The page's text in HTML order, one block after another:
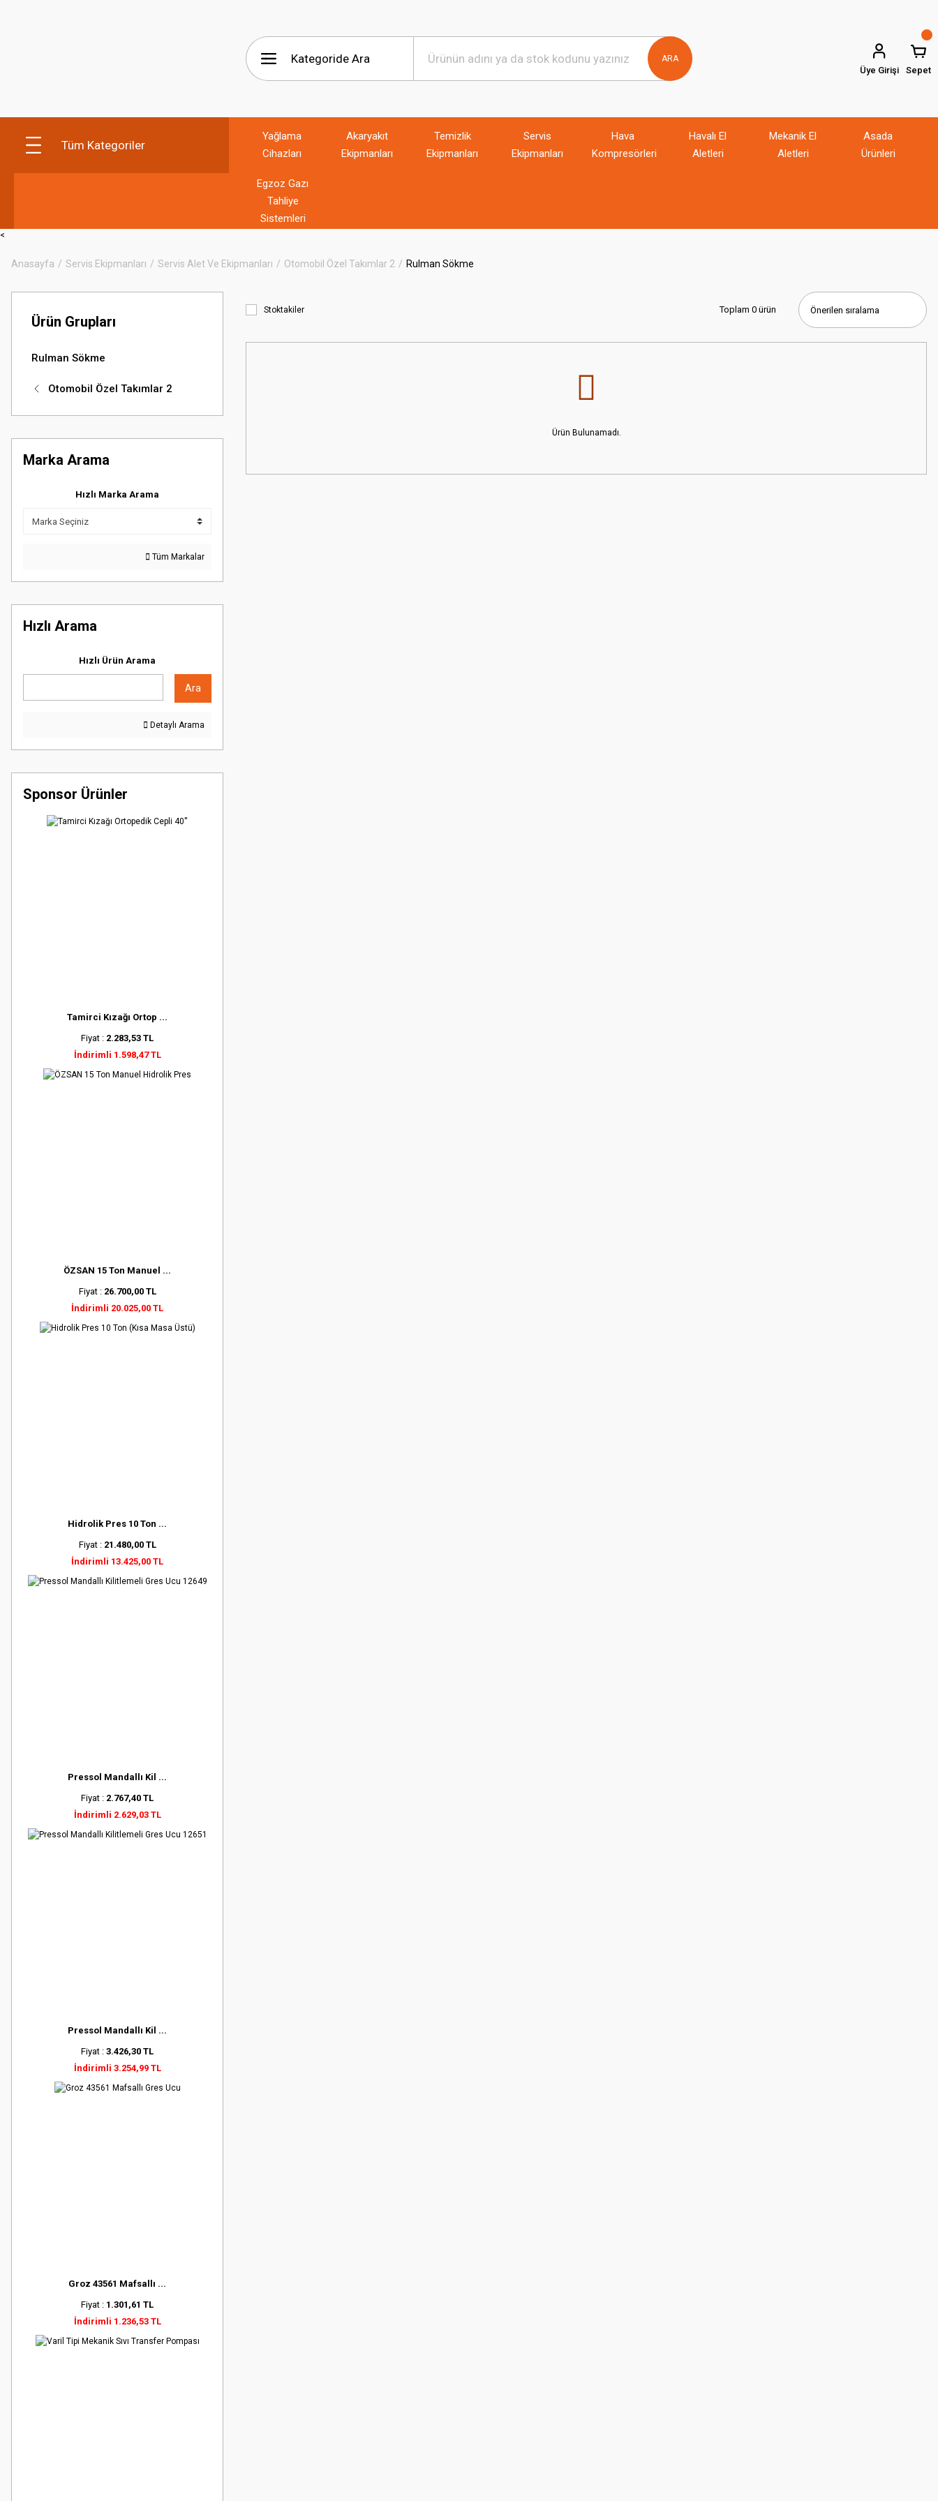
ARA
Üye Girişi Sepet
Tüm Kategoriler
Yağlama
Cihazları
Akaryakıt
Ekipmanları
Temizlik
Ekipmanları
Servis
Ekipmanları
Hava
Kompresörleri
Havalı El
Aletleri
Mekanik El
Aletleri
Asada
Ürünleri
Egzoz Gazı
Tahliye
Sistemleri
<
Anasayfa Servis Ekipmanları Servis Alet Ve Ekipmanları Otomobil Özel Takımlar 2 Rulman Sökme
Ürün Grupları
Rulman Sökme
Otomobil Özel Takımlar 2
Marka Arama
Hızlı Marka Arama
Tüm Markalar
Hızlı Arama
Hızlı Ürün Arama
Ara
Detaylı Arama
Sponsor Ürünler
Tamirci Kızağı Ortop ...
Fiyat : 2.283,53 TL
İndirimli 1.598,47 TL
ÖZSAN 15 Ton Manuel ...
Fiyat : 26.700,00 TL
İndirimli 20.025,00 TL
Hidrolik Pres 10 Ton ...
Fiyat : 21.480,00 TL
İndirimli 13.425,00 TL
Pressol Mandallı Kil ...
Fiyat : 2.767,40 TL
İndirimli 2.629,03 TL
Pressol Mandallı Kil ...
Fiyat : 3.426,30 TL
İndirimli 3.254,99 TL
Groz 43561 Mafsallı ...
Fiyat : 1.301,61 TL
İndirimli 1.236,53 TL
Stoktakiler Toplam 0 ürün
Ürün Bulunamadı.